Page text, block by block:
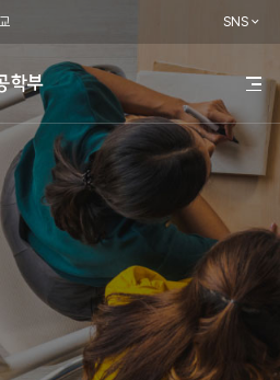
SNS
전
메
기